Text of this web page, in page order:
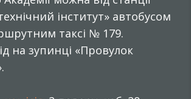
інститут» автобусом
таксі № 179.
на зупинці «Провулок